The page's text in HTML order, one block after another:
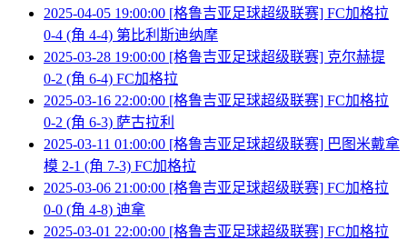
2025-04-05 19:00:00 [格鲁吉亚足球超级联赛] FC加格拉
0-4 (角 4-4) 第比利斯迪纳摩
2025-03-28 19:00:00 [格鲁吉亚足球超级联赛] 克尔赫提
0-2 (角 6-4) FC加格拉
2025-03-16 22:00:00 [格鲁吉亚足球超级联赛] FC加格拉
0-2 (角 6-3) 萨古拉利
2025-03-11 01:00:00 [格鲁吉亚足球超级联赛] 巴图米戴拿
模 2-1 (角 7-3) FC加格拉
2025-03-06 21:00:00 [格鲁吉亚足球超级联赛] FC加格拉
0-0 (角 4-8) 迪拿
2025-03-01 22:00:00 [格鲁吉亚足球超级联赛] FC加格拉